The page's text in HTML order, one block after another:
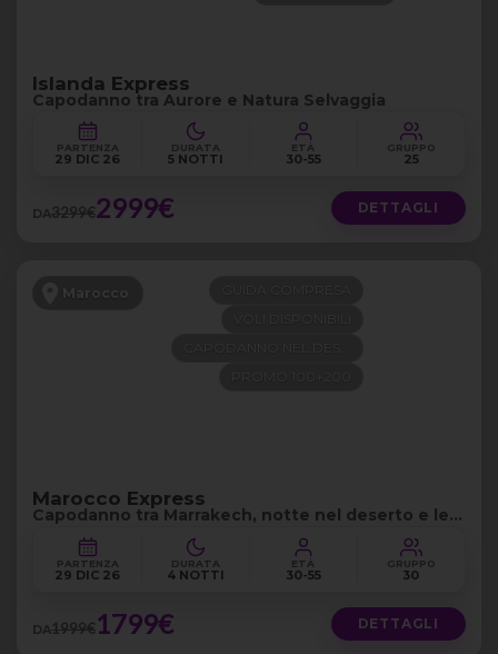
Islanda Express
Capodanno tra Aurore e Natura Selvaggia
PARTENZA
29 DIC 26
DURATA
5 NOTTI
ETÀ
30-55
GRUPPO
25
DA3299€2999€ DETTAGLI
Marocco
Marocco Express
Capodanno tra Marrakech, notte nel deserto e le
cascate di Osmund
PARTENZA
29 DIC 26
DURATA
4 NOTTI
ETÀ
30-55
GRUPPO
30
DA1999€1799€ DETTAGLI